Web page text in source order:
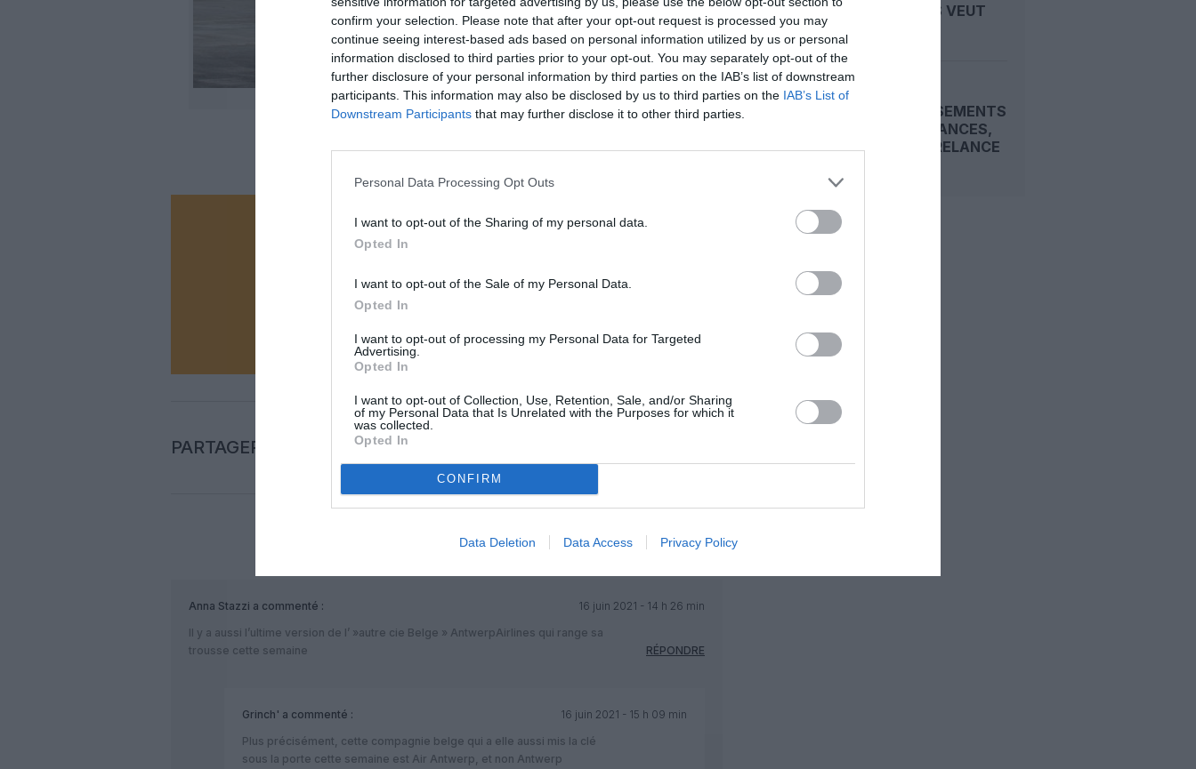
confirm your selection. Please note that after your opt-out request is processed you may
continue seeing interest-based ads based on personal information utilized by us or personal
information disclosed to third parties prior to your opt-out. You may separately opt-out of the
further disclosure of your personal information by third parties on the IAB’s list of downstream
participants. This information may also be disclosed by us to third parties on the IAB’s List of
Downstream Participants that may further disclose it to other third parties.
Personal Data Processing Opt Outs
I want to opt-out of the Sharing of my personal data.
Opted In
I want to opt-out of the Sale of my Personal Data.
Opted In
I want to opt-out of processing my Personal Data for Targeted
Advertising.
Opted In
I want to opt-out of Collection, Use, Retention, Sale, and/or Sharing
of my Personal Data that Is Unrelated with the Purposes for which it
was collected.
Opted In
CONFIRM
Data Deletion Data Access Privacy Policy
©Aer Arann
Vous avez apprécié l’article ?
Soutenez-nous, faites un don !
PARTAGER L'ARTICLE
FacebookTwitter
Anna Stazzi a commenté :
16 juin 2021 - 14 h 26 min
Il y a aussi l’ultime version de l’ »autre cie Belge » AntwerpAirlines qui range sa
trousse cette semaine
RÉPONDRE
Grinch' a commenté :
16 juin 2021 - 15 h 09 min
Plus précisément, cette compagnie belge qui a elle aussi mis la clé
sous la porte cette semaine est Air Antwerp, et non Antwerp
IRLANDAIS VEUT
INVESTISSEMENTS
ET REDEVANCES,
RYANAIR RELANCE